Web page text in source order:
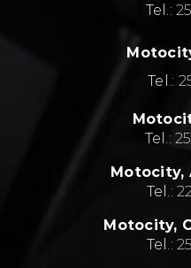
Tel.:
Tel.:
Tel.:
Motocity,
Tel.:2
Motocity,
Tel.:2